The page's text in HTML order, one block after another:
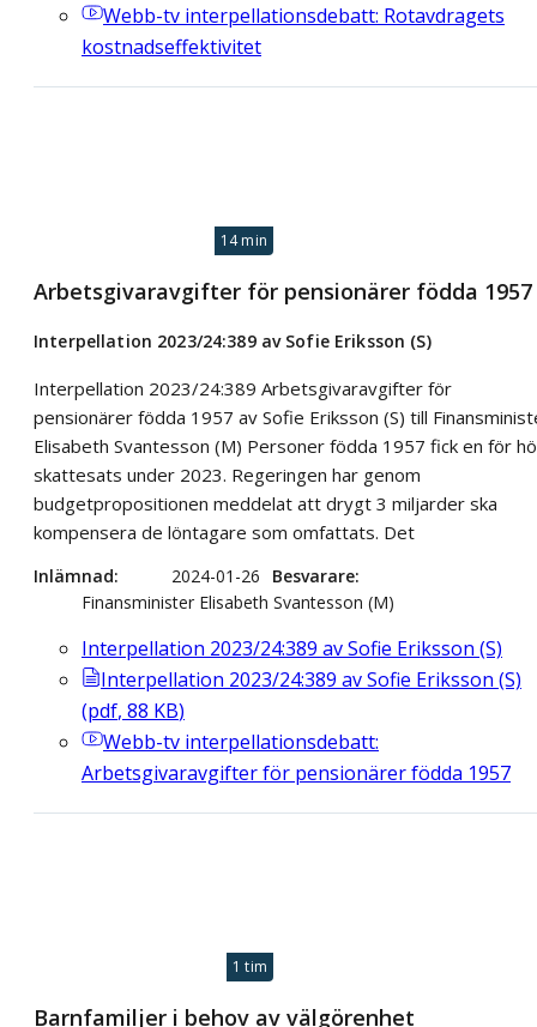
Webb-tv interpellationsdebatt: Rotavdragets
kostnadseffektivitet
14 min
Arbetsgivaravgifter för pensionärer födda 1957
Interpellation 2023/24:389 av Sofie Eriksson (S)
Interpellation 2023/24:389 Arbetsgivaravgifter för
pensionärer födda 1957 av Sofie Eriksson (S) till
Elisabeth Svantesson (M) Personer födda 1957 fick en för
skattesats under 2023. Regeringen har genom
budgetpropositionen meddelat att drygt 3 miljarder ska
kompensera de löntagare som omfattats. Det
Inlämnad 2024-01-26
Besvarare
Finansminister Elisabeth Svantesson (M)
Interpellation 2023/24:389 av Sofie Eriksson (S)
Interpellation 2023/24:389 av Sofie Eriksson (S)
(pdf, 88 KB)
Webb-tv interpellationsdebatt:
Arbetsgivaravgifter för pensionärer födda 1957
1 tim
Barnfamiljer i behov av välgörenhet